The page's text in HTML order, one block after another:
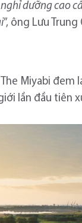
dưỡng cao
”, ông Lưu Trung
Miyabi đem
lần đầu tiên